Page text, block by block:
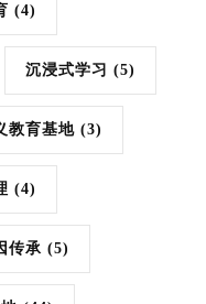
(4)
沉浸式学习 (5)
教育基地 (3)
(4)
传承 (5)